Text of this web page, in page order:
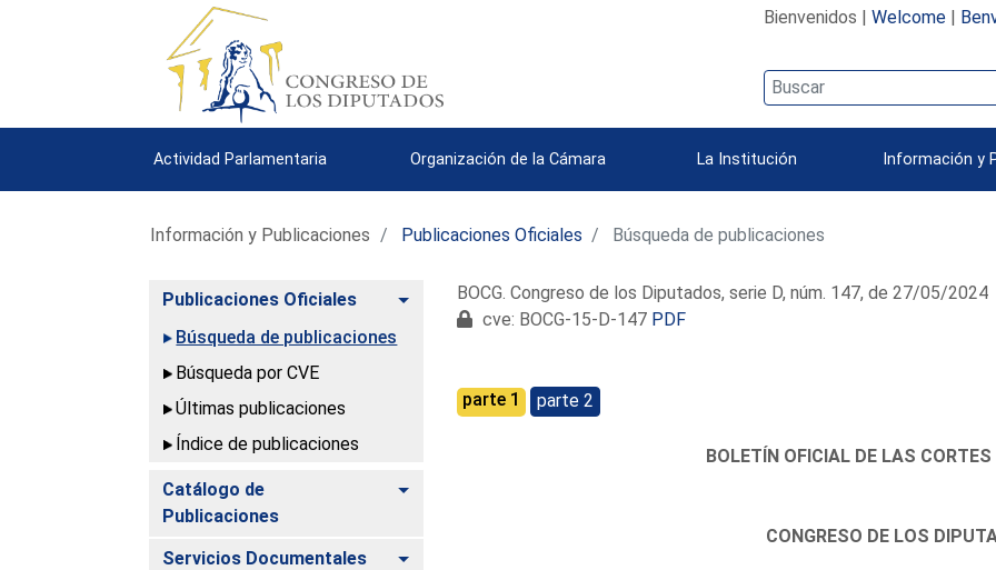
Bienvenidos | Welcome|
Actividad Parlamentaria Organización de la Cámara La Institución Información y
Información y Publicaciones Publicaciones Oficiales Búsqueda de publicaciones
Publicaciones Oficiales
Alternar
Búsqueda de publicaciones
Búsqueda por CVE
Últimas publicaciones
Índice de publicaciones
Catálogo de
Publicaciones
Alternar
Servicios Documentales
Alternar
BOCG. Congreso de los Diputados, serie D, núm. 147, de 27/05/2024
cve: BOCG-15-D-147 PDF
parte 1 parte 2
BOLETÍN OFICIAL DE LAS CORTES
CONGRESO DE LOS